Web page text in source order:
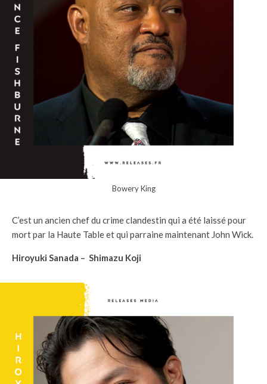
Bowery King
C’est un ancien chef du crime clandestin qui a été laissé pour
mort par la Haute Table et qui parraine maintenant John Wick.
Hiroyuki Sanada – Shimazu Koji